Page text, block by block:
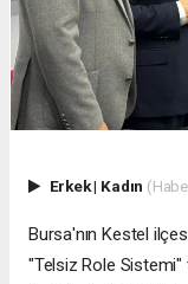
Erkek| Kadın
Bursa'nın Kestel
"Telsiz Role Sistemi"